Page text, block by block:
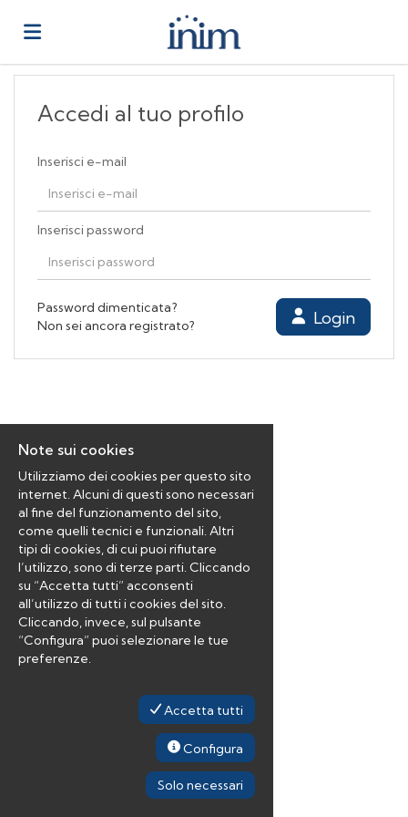
Offerte
di
lavoro
Carica
il
Login
Accedi al tuo profilo
Inserisci e-mail
Inserisci password
Login
Password dimenticata?
Non sei ancora registrato?
Note sui cookies
Utilizziamo dei cookies per questo sito
internet. Alcuni di questi sono necessari
al fine del funzionamento del sito,
come quelli tecnici e funzionali. Altri
tipi di cookies, di cui puoi rifiutare
l’utilizzo, sono di terze parti. Cliccando
su “Accetta tutti” acconsenti
all’utilizzo di tutti i cookies del sito.
Cliccando, invece, sul pulsante
“Configura” puoi selezionare le tue
preferenze.
Accetta tutti
Configura
Solo necessari